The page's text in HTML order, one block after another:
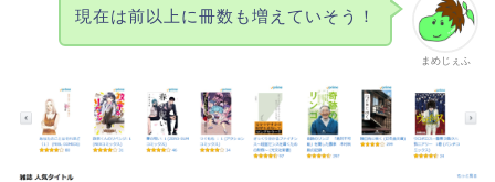
まめじぇふ
現在は前以上に冊数も増えていそう！